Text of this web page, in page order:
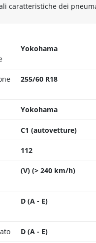
caratteristiche dei
Yokohama
255/60 R18
Yokohama
C1 (autovetture)
112
(V) (> 240 km/h)
D (A - E)
D (A - E)